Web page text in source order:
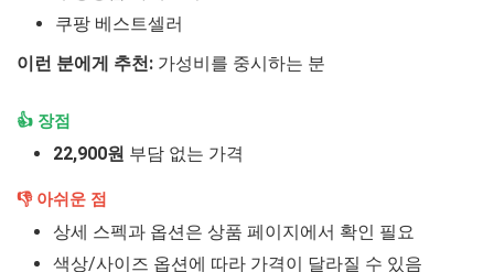
쿠팡 베스트셀러
이런 분에게 추천: 가성비를 중시하는 분
👍 장점
22,900원 부담 없는 가격
👎 아쉬운 점
상세 스펙과 옵션은 상품 페이지에서 확인 필요
색상/사이즈 옵션에 따라 가격이 달라질 수 있음